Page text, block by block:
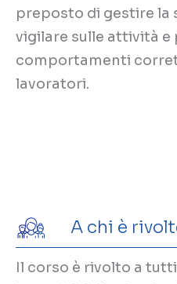
preposto di gestire la
vigilare sulle attività e
comportamenti
lavoratori.
A chi è
Il corso è rivolto a